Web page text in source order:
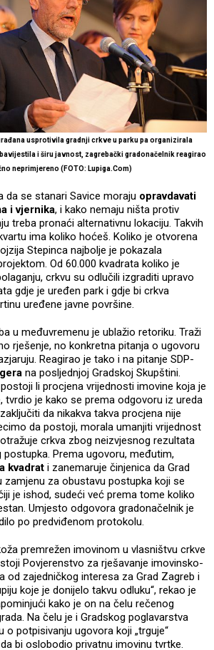
usprotivila gradnji crkve u parku pa organizirala
i širu javnost, zagrebački gradonačelnik reagirao
neprimjereno (FOTO: Lupiga.Com)
da se stanari Savice moraju opravdavati
i vjernika, i kako nemaju ništa protiv
treba pronaći alternativnu lokaciju. Takvih
ima koliko hoćeš. Koliko je otvorena
Stepinca najbolje je pokazala
Od 60.000 kvadrata koliko je
crkvu su odlučili izgraditi upravo
gdje je uređen park i gdje bi crkva
uređene javne površine.
u međuvremenu je ublažio retoriku. Traži
rješenje, no konkretna pitanja o ugovoru
Reagirao je tako i na pitanje SDP-
na posljednjoj Gradskoj Skupštini.
li procjena vrijednosti imovine koja je
tvrdio je kako se prema odgovoru iz ureda
da nikakva takva procjena nije
da postoji, morala umanjiti vrijednost
crkva zbog neizvjesnog rezultata
Prema ugovoru, međutim,
kvadrat i zanemaruje činjenica da Grad
zamjenu za obustavu postupka koji se
je ishod, sudeći već prema tome koliko
Umjesto odgovora gradonačelnik je
po predviđenom protokolu.
premrežen imovinom u vlasništvu crkve
Povjerenstvo za rješavanje imovinsko-
od zajedničkog interesa za Grad Zagreb i
koje je donijelo takvu odluku“, rekao je
kako je on na čelu rečenog
Na čelu je i Gradskog poglavarstva
o potpisivanju ugovora koji „trguje“
bi oslobodio privatnu imovinu tvrtke.